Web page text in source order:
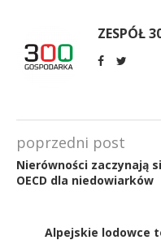
ZESPÓŁ
poprzedni post
Nierówności zaczynają
OECD dla niedowiarków
Alpejskie lodowce